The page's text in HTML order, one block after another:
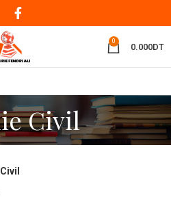
0
0.000DT
Civil